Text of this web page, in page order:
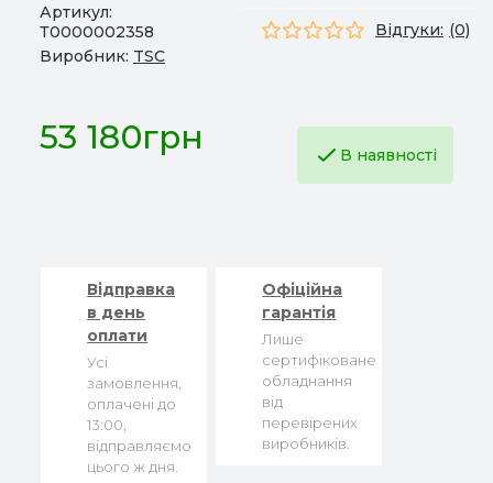
Артикул:
Т0000002358
Виробник: TSC
Відгуки: (0)
53 180грн В наявності
Відправка
в день
оплати
Усі
замовлення,
оплачені до
13:00,
відправляємо
цього ж дня.
Офіційна
гарантія
Лише
сертифіковане
обладнання
від
перевірених
виробників.